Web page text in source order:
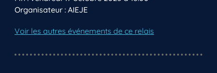
Organisateur : AIEJE
Voir les autres événements de ce relais